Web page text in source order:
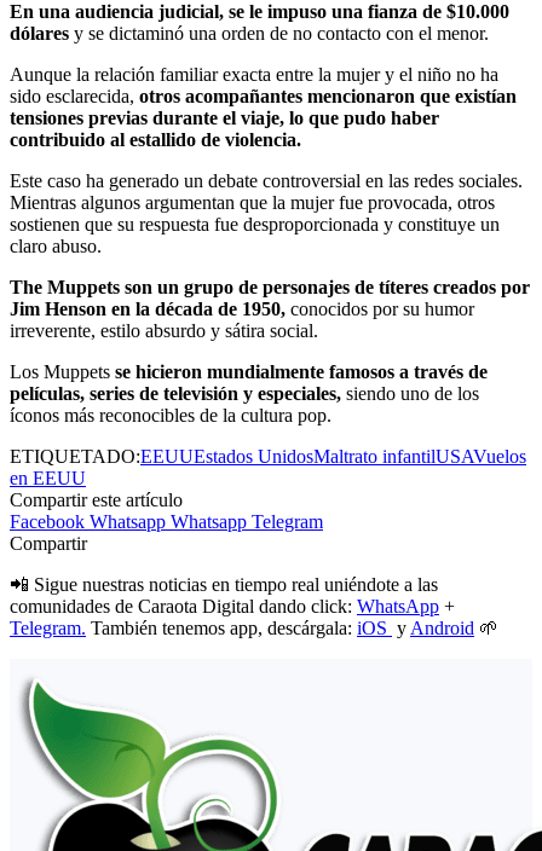
En una audiencia judicial, se le impuso una fianza de $10.000
dólares y se dictaminó una orden de no contacto con el menor.
Aunque la relación familiar exacta entre la mujer y el niño no ha
sido esclarecida, otros acompañantes mencionaron que existían
tensiones previas durante el viaje, lo que pudo haber
contribuido al estallido de violencia.
Este caso ha generado un debate controversial en las redes sociales.
Mientras algunos argumentan que la mujer fue provocada, otros
sostienen que su respuesta fue desproporcionada y constituye un
claro abuso.
The Muppets son un grupo de personajes de títeres creados por
Jim Henson en la década de 1950, conocidos por su humor
irreverente, estilo absurdo y sátira social.
Los Muppets se hicieron mundialmente famosos a través de
películas, series de televisión y especiales, siendo uno de los
íconos más reconocibles de la cultura pop.
ETIQUETADO:EEUUEstados UnidosMaltrato infantilUSAVuelos
en EEUU
Compartir este artículo
Facebook Whatsapp Whatsapp Telegram
Compartir
📲 Sigue nuestras noticias en tiempo real uniéndote a las
comunidades de Caraota Digital dando click: WhatsApp +
Telegram. También tenemos app, descárgala: iOS y Android 🌱